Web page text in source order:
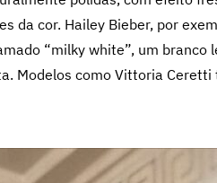
da cor. Hailey Bieber, por
“milky white”, um branco
Modelos como Vittoria